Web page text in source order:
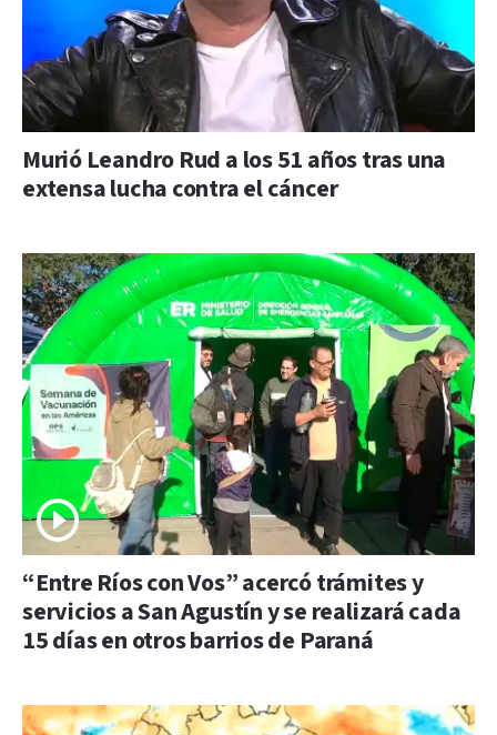
Murió Leandro Rud a los 51 años tras una
extensa lucha contra el cáncer
“Entre Ríos con Vos” acercó trámites y
servicios a San Agustín y se realizará cada
15 días en otros barrios de Paraná